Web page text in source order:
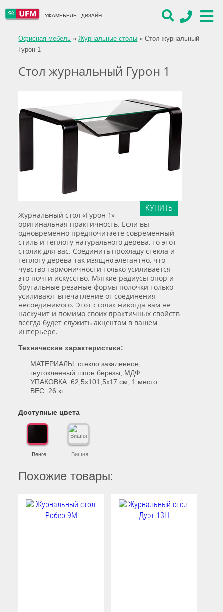
УФАМЕБЕЛЬ - ДИЗАЙН
Офисная мебель »Журнальные столы »Стол журнальный
Гурон 1
Стол журнальный Гурон 1
КУПИТЬ
Журнальный стол «Гурон 1» -
оригинальная практичность. Если вы
одновременно предпочитаете современный
стиль и теплоту натурального дерева, то этот
столик для вас. Соединить прохладу стекла и
теплоту дерева так изящно,элегантно, что
чувство гармоничности только усиливается -
это почти искусство. Мягкие радиусы опор и
брутальные резаные формы полочки только
усиливают впечатление от соединения
несоединимого. Этот столик никогда вам не
наскучит и помимо своих практичных свойств
всегда будет служить акцентом в вашем
интерьере.
Технические характеристики:
МАТЕРИАЛЫ: стекло закаленное,
гнутоклееный шпон березы, МДФ
УПАКОВКА: 62,5х101,5х17 см, 1 место
ВЕС: 26 кг.
Доступные цвета
Венге Вишня
Похожие товары: